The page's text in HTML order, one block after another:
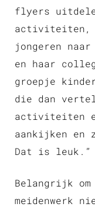
flyers
activiteiten,
jongeren
en haar
groepje
die dan
activiteiten
aankijken en
Dat is leuk.”
Belangrijk
meidenwerk